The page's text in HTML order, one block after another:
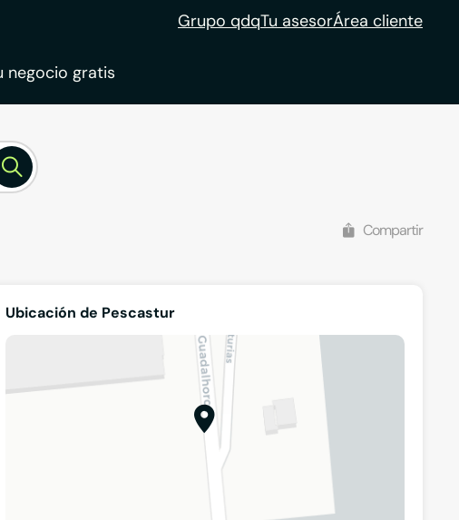
Grupo qdqTu asesorÁrea cliente
negocio gratis
Compartir
Ubicación de Pescastur